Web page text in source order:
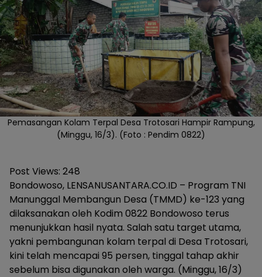
Pemasangan Kolam Terpal Desa Trotosari Hampir Rampung,
(Minggu, 16/3). (Foto : Pendim 0822)
Post Views: 248
Bondowoso, LENSANUSANTARA.CO.ID – Program TNI
Manunggal Membangun Desa (TMMD) ke-123 yang
dilaksanakan oleh Kodim 0822 Bondowoso terus
menunjukkan hasil nyata. Salah satu target utama,
yakni pembangunan kolam terpal di Desa Trotosari,
kini telah mencapai 95 persen, tinggal tahap akhir
sebelum bisa digunakan oleh warga. (Minggu, 16/3)